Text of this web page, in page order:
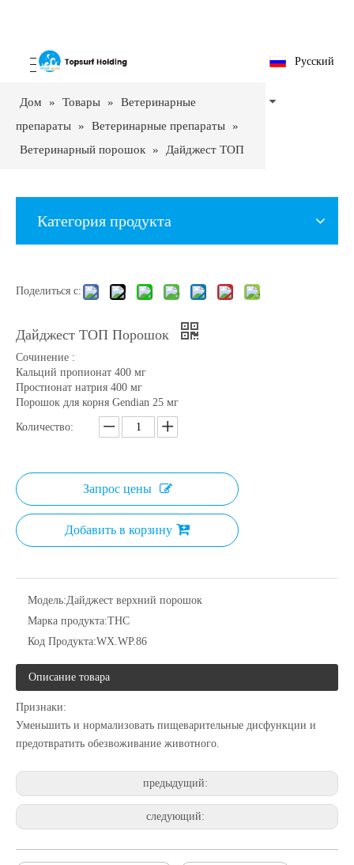
Pусский
Дом » Товары »
Ветеринарные
препараты » Ветеринарные препараты »
Ветеринарный порошок »
Дайджест ТОП
Категория продукта
Поделиться с:
Дайджест ТОП Порошок
Сочинение :
Кальций пропионат 400 мг
Простионат натрия 400 мг
Порошок для корня Gendian 25 мг
Количество:
Запрос цены
Добавить в корзину
Модель:Дайджест верхний порошок
Марка продукта:THC
Код Продукта:WX.WP.86
Описание товара
Признаки:
Уменьшить и нормализовать пищеварительные дисфункции и
предотвратить обезвоживание животного.
предыдущий:
следующий: